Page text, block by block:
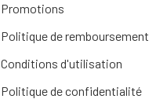
Promotions
Politique de remboursement
Conditions d'utilisation
Politique de confidentialité